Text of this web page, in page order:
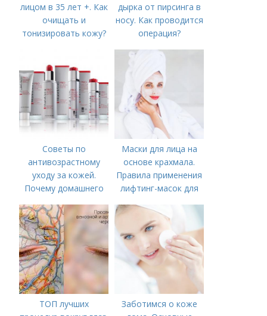
лицом в 35 лет +. Как
очищать и
тонизировать кожу?
дырка от пирсинга в
носу. Как проводится
операция?
Советы по
антивозрастному
уходу за кожей.
Почему домашнего
Маски для лица на
основе крахмала.
Правила применения
лифтинг-масок для
ТОП лучших
Заботимся о коже